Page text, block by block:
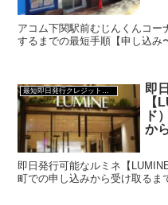
アコム下関駅前むじんくんコ
するまでの最短手順【申し込み
最短即日発行クレジットカード
即
【
ド
か
即日発行可能なルミネ【
町での申し込みから受け取るま